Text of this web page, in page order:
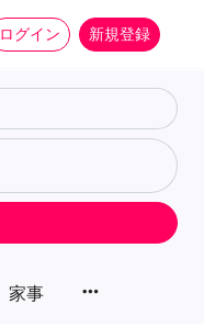
ログイン 新規登録
家事 more_horiz